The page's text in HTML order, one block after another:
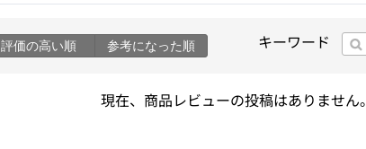
評価の高い順 参考になった順 キーワード
現在、商品レビューの投稿はありません。